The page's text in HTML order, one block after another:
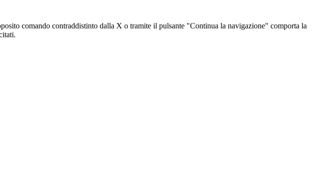
comando contraddistinto dalla X o tramite il pulsante "Continua la navigazione" comporta la